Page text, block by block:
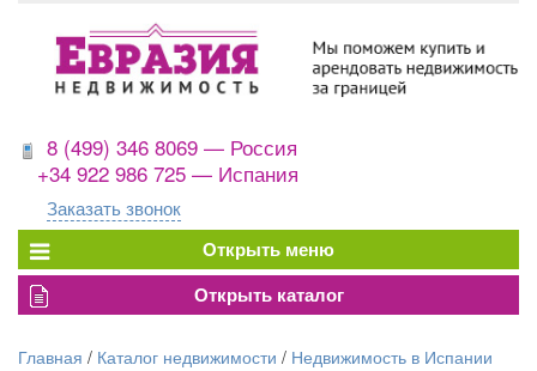
8 (499) 346 8069 — Россия
+34 922 986 725 — Испания
Заказать звонок
Главная / Каталог недвижимости / Недвижимость в Испании